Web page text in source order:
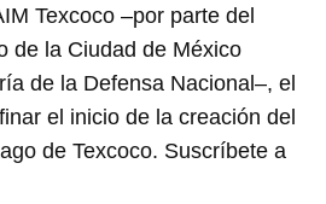
Texcoco –por parte del
de la Ciudad de México
de la Defensa Nacional–, el
el inicio de la creación del
de Texcoco. Suscríbete a